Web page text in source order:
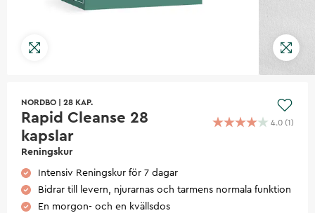
NORDBO 28 KAP.
Rapid Cleanse 28
kapslar
Reningskur
4.0 (1 )
Intensiv Reningskur för 7 dagar
Bidrar till levern, njurarnas och tarmens normala funktion
En morgon- och en kvällsdos